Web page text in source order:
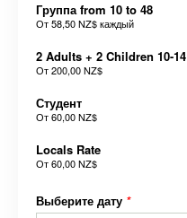
Группа from 10 to 48
От58,50 NZ$каждый
2 Adults + 2 Children 10-14
От200,00 NZ$
Студент
От60,00 NZ$
Locals Rate
От60,00 NZ$
Выберите дату *